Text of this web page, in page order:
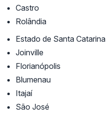
Castro
Rolândia
Estado de Santa Catarina
Joinville
Florianópolis
Blumenau
Itajaí
São José